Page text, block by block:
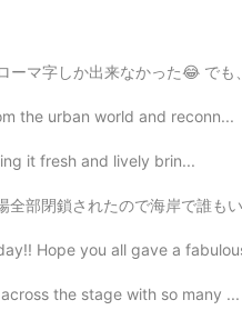
はもう1級も合格できて、日本に住んでて日本語
the urban world and reconn...
it fresh and lively brin...
トも全部下がられてブランコも閉鎖された。不思議だった。
Hope you all gave a
the stage with so many ...